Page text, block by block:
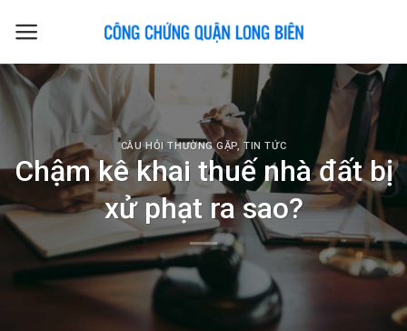
CÂU HỎI THƯỜNG GẶP,TIN TỨC
Chậm kê khai thuế nhà đất bị
xử phạt ra sao?